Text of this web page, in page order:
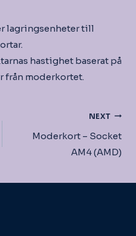
lagringsenheter till
hastighet baserat på
från moderkortet.
NEXT
Moderkort – Socket
AM4 (AMD)